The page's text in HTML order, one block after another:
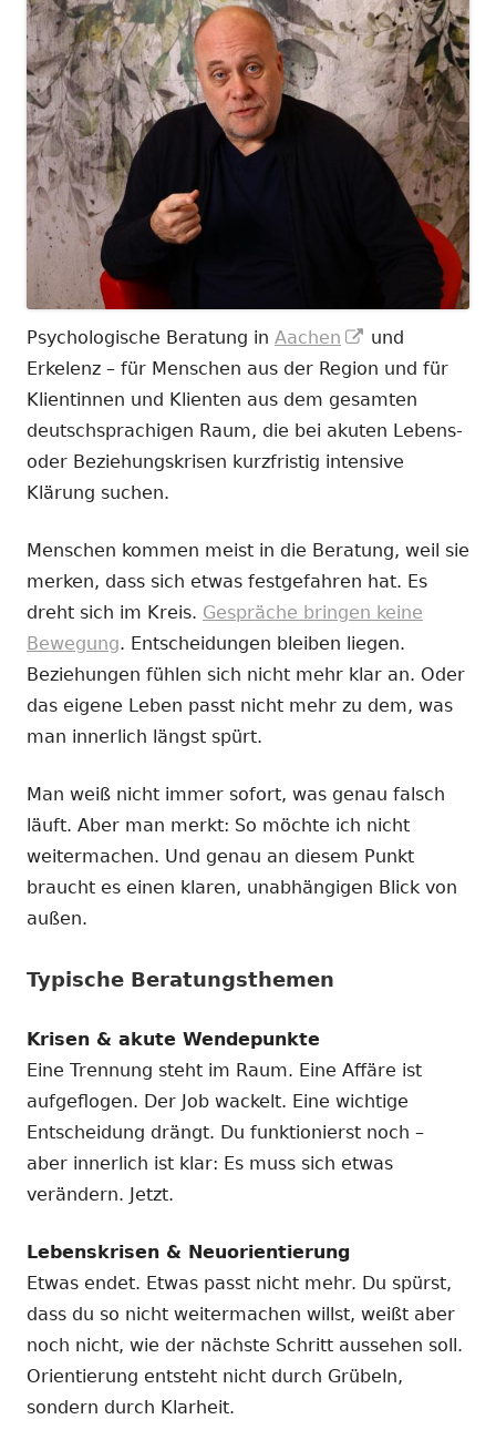
Psychologische Beratung in Aachen
In
neuem
Fenster
öffnen
und
Erkelenz – für Menschen aus der Region und für
Klientinnen und Klienten aus dem gesamten
deutschsprachigen Raum, die bei akuten Lebens-
oder Beziehungskrisen kurzfristig intensive
Klärung suchen.
Menschen kommen meist in die Beratung, weil sie
merken, dass sich etwas festgefahren hat. Es
dreht sich im Kreis. Gespräche bringen keine
Bewegung. Entscheidungen bleiben liegen.
Beziehungen fühlen sich nicht mehr klar an. Oder
das eigene Leben passt nicht mehr zu dem, was
man innerlich längst spürt.
Man weiß nicht immer sofort, was genau falsch
läuft. Aber man merkt: So möchte ich nicht
weitermachen. Und genau an diesem Punkt
braucht es einen klaren, unabhängigen Blick von
außen.
Typische Beratungsthemen
Krisen & akute Wendepunkte
Eine Trennung steht im Raum. Eine Affäre ist
aufgeflogen. Der Job wackelt. Eine wichtige
Entscheidung drängt. Du funktionierst noch –
aber innerlich ist klar: Es muss sich etwas
verändern. Jetzt.
Lebenskrisen & Neuorientierung
Etwas endet. Etwas passt nicht mehr. Du spürst,
dass du so nicht weitermachen willst, weißt aber
noch nicht, wie der nächste Schritt aussehen soll.
Orientierung entsteht nicht durch Grübeln,
sondern durch Klarheit.